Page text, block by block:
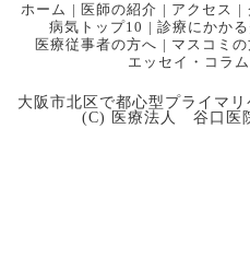
ホーム | 医師の紹介 | アクセス |
病気トップ10 | 診療にかかる
医療従事者の方へ | マスコミ
エッセイ・コラム
大阪市北区で都心型プライマ
(C) 医療法人 谷口医